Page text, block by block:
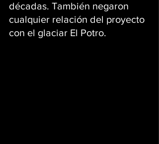
décadas. También negaron
cualquier relación del proyecto
con el glaciar El Potro.